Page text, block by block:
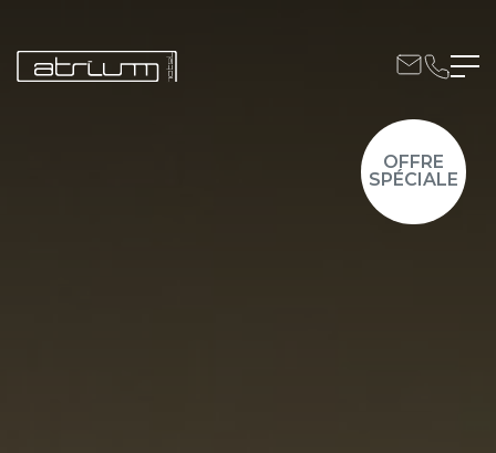
VOIR LES OFFRES
VOIR LES OFFRES
OFFRE
SPÉCIALE